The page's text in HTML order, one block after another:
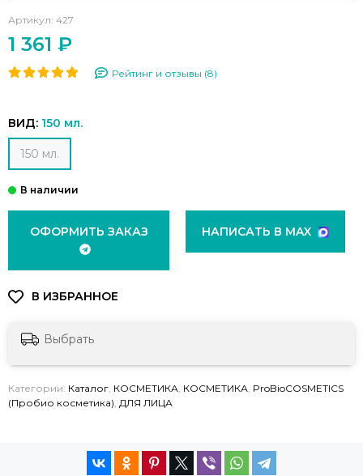
Артикул: 427
1 361 ₽
Рейтинг и отзывы (8)
ВИД: 150 мл.
150 мл.
ОФОРМИТЬ ЗАКАЗ НАПИСАТЬ В MAX
Выбрать
Категории: Каталог КОСМЕТИКА КОСМЕТИКА ProBioCOSMETICS
(Пробио косметика) ДЛЯ ЛИЦА